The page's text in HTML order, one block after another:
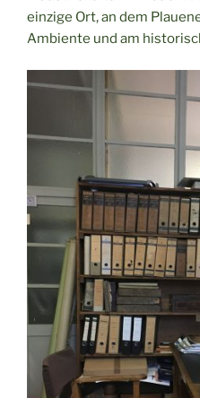
einzige Ort, an dem
Ambiente und am